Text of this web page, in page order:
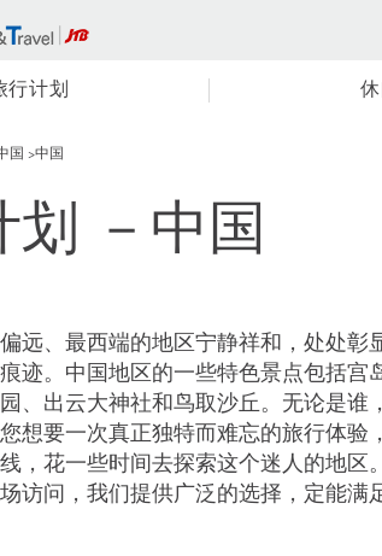
行计划
国 中国
划 －中国
远、最西端的地区宁静祥和，处处彰
迹。中国地区的一些特色景点包括宫
、出云大神社和鸟取沙丘。无论是谁
想要一次真正独特而难忘的旅行体验
，花一些时间去探索这个迷人的地区
访问，我们提供广泛的选择，定能满